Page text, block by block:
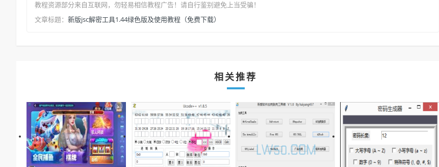
教程资源部分来自互联网，勿轻易相信教程广告！请自行鉴别避免上当受骗！
文章标题： 新版jsc解密工具1.44绿色版及使用教程（免费下载）
相关推荐